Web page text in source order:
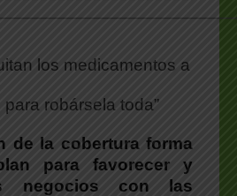
los medicamentos a
para robársela toda”
de la cobertura forma
para favorecer y
negocios con las